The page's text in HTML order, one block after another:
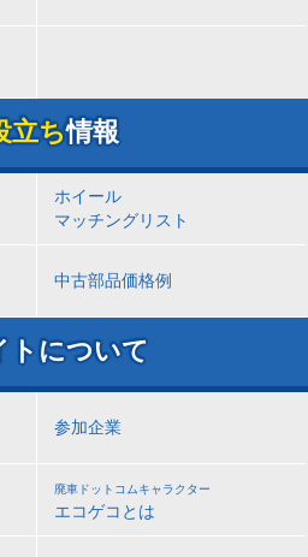
立ち情報
ホイール
マッチングリスト
中古部品価格例
トについて
参加企業
廃車ドットコムキャラクター
エコゲコとは